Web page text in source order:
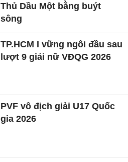
Thủ Dầu Một bằng buýt
sông
TP.HCM I vững ngôi đầu sau
lượt 9 giải nữ VĐQG 2026
PVF vô địch giải U17 Quốc
gia 2026